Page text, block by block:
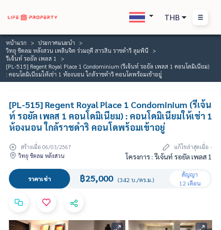
THB
หน้าแรก
ประกาศแนะนำ
วิทยุ ชิดลม หลังสวน เพลินจิต ร่วมฤดี สารสิน ราชดำริ ลุมพินี
รีเจ้นท์ รอยัล เพลส 1
[PL-515] Regent Royal Place 1 Condominium (รีเจ้นท์ รอยัล เพลส 1 คอนโดมิเนียม)
: คอนโดมิเนียมให้เช่า 1 ห้องนอน ใกล้ราชดำริ คอนโดพร้อมเข้าอยู่
[PL-515] Regent Royal Place 1 Condominium (รีเจ้น
ท์ รอยัล เพลส 1 คอนโดมิเนียม) : คอนโดมิเนียมให้เช่า 1
ห้องนอน ใกล้ราชดำริ คอนโดพร้อมเข้าอยู่
สร้างเมื่อ 06/03/2567
แก้ไขล่าสุดเมื่อ -
วิทยุ ชิดลม หลังสวน
โครงการ : รีเจ้นท์ รอยัล เพลส 1
ราคาเช่า ฿25,000 (342 บ./ตร.ม.)
สัญญา
12 เดือน